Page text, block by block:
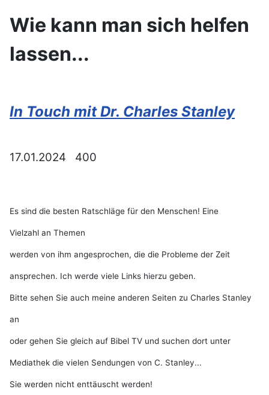
Wie kann man sich helfen
lassen...
In Touch mit Dr. Charles Stanley
17.01.2024 400
Es sind die besten Ratschläge für den Menschen! Eine
Vielzahl an Themen
werden von ihm angesprochen, die die Probleme der Zeit
ansprechen. Ich werde viele Links hierzu geben.
Bitte sehen Sie auch meine anderen Seiten zu Charles Stanley
an
oder gehen Sie gleich auf Bibel TV und suchen dort unter
Mediathek die vielen Sendungen von C. Stanley...
Sie werden nicht enttäuscht werden!